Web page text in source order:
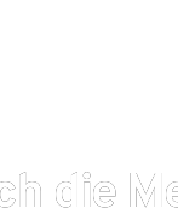
die